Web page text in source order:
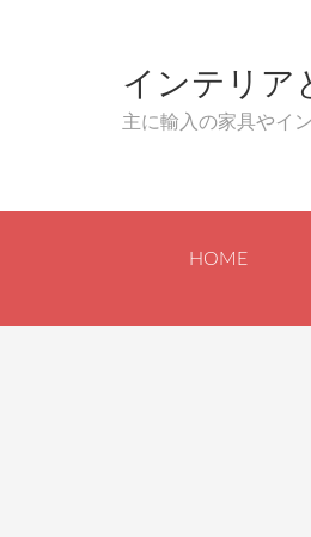
インテリア
主に輸入の家具やイ
HOME